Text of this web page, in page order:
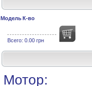
Модель К-во
Всего: 0.00 грн
Мотор: